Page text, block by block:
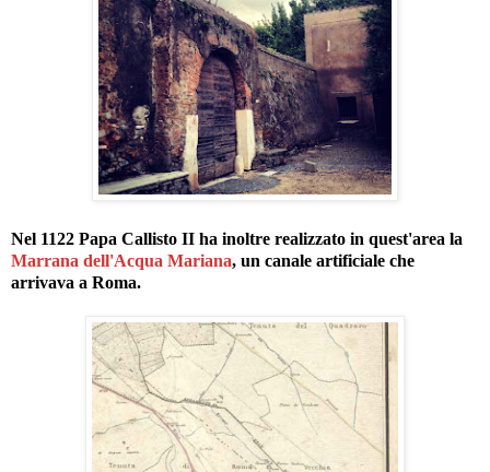
Nel 1122 Papa Callisto II ha inoltre realizzato in quest'area la
Marrana dell'Acqua Mariana, un canale artificiale che
arrivava a Roma.